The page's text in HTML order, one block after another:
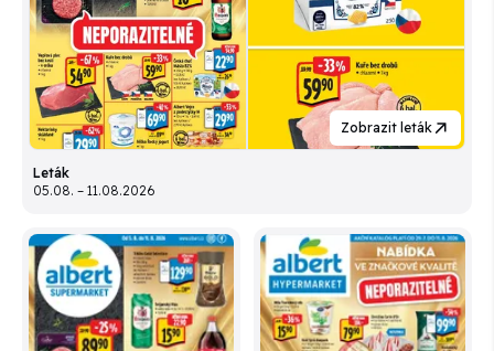
Zobrazit leták
Leták
05.08. – 11.08.2026